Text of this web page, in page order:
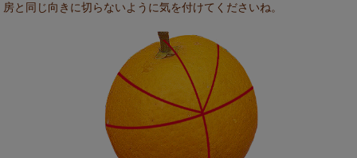
房と同じ向きに切らないように気を付けてくださいね。